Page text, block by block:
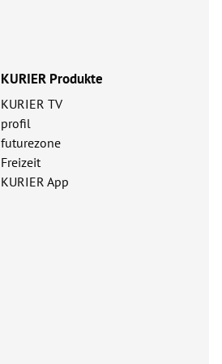
KURIER Produkte
KURIER TV
profil
futurezone
Freizeit
KURIER App